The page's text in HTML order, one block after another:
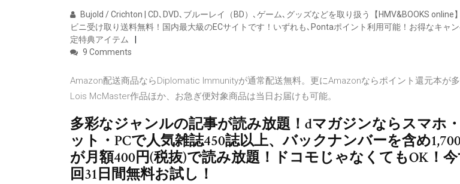
Bujold / Crichton | CD､DVD､ブルーレイ（BD）､ゲーム､グッズなどを取り扱う【HMV&BOOKS online
ビニ受け取り送料無料！国内最大級のECサイトです！いずれも､Pontaポイント利用可能！お得なキャ
定特典アイテム
9 Comments
Amazon配送商品ならDiplomatic Immunityが通常配送無料。更にAmazonならポイント還元本が
Lois McMaster作品ほか、お急ぎ便対象商品は当日お届けも可能。
多彩なジャンルの記事が読み放題！dマガジンならスマホ
ット・PCで人気雑誌450誌以上、バックナンバーを含め
が月額400円(税抜)で読み放題！ドコモじゃなくてもOK！
回31日間無料お試し！